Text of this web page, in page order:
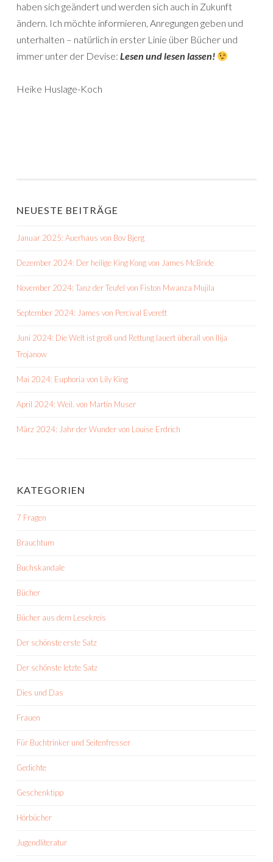
haben sich geändert und werden sich auch in Zukunft
ändern. Ich möchte informieren, Anregungen geben und
unterhalten – natürlich in erster Linie über Bücher und
immer unter der Devise: Lesen und lesen lassen!
Heike Huslage-Koch
NEUESTE BEITRÄGE
Januar 2025: Auerhaus von Bov Bjerg
Dezember 2024: Der heilige King Kong von James McBride
November 2024: Tanz der Teufel von Fiston Mwanza Mujila
September 2024: James von Percival Everett
Juni 2024: Die Welt ist groß und Rettung lauert überall von Ilija
Trojanow
Mai 2024: Euphoria von Lily King
April 2024: Weil. von Martin Muser
März 2024: Jahr der Wunder von Louise Erdrich
KATEGORIEN
7 Fragen
Brauchtum
Buchskandale
Bücher
Bücher aus dem Lesekreis
Der schönste erste Satz
Der schönste letzte Satz
Dies und Das
Frauen
Für Buchtrinker und Seitenfresser
Gedichte
Geschenktipp
Hörbücher
Jugendliteratur